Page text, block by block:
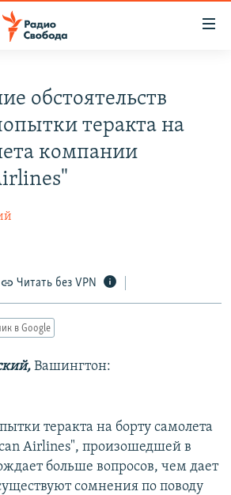
обстоятельств
теракта на
компании
Читать без VPN
в Google
Вашингтон:
теракта на борту самолета
Airlines", произошедшей в
больше вопросов, чем дает
сомнения по поводу